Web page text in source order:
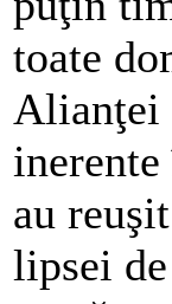
toate
Alianţei
au
lipsei